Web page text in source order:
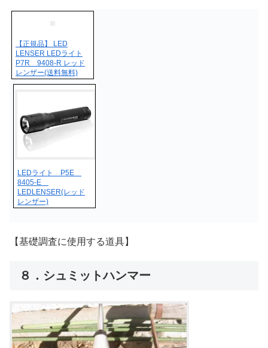
【正規品】 LED
LENSER LEDライト
P7R 9408-R レッド
レンザー(送料無料)
LEDライト P5E
8405-E
LEDLENSER(レッド
レンザー)
【基礎調査に使用する道具】
８．シュミットハンマー